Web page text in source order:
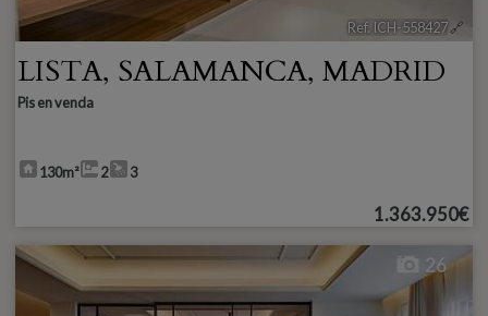
Ref. ICH-558427🔗
LISTA, SALAMANCA, MADRID
Pis en venda
130m² 2 3
1.363.950€
26